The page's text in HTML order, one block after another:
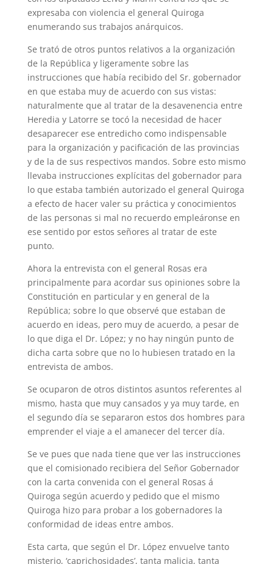
expresaba con violencia el general Quiroga
enumerando sus trabajos anárquicos.
Se trató de otros puntos relativos a la organización
de la República y ligeramente sobre las
instrucciones que había recibido del Sr. gobernador
en que estaba muy de acuerdo con sus vistas:
naturalmente que al tratar de la desavenencia entre
Heredia y Latorre se tocó la necesidad de hacer
desaparecer ese entredicho como indispensable
para la organización y pacificación de las provincias
y de la de sus respectivos mandos. Sobre esto mismo
llevaba instrucciones explícitas del gobernador para
lo que estaba también autorizado el general Quiroga
a efecto de hacer valer su práctica y conocimientos
de las personas si mal no recuerdo empleáronse en
ese sentido por estos señores al tratar de este
punto.
Ahora la entrevista con el general Rosas era
principalmente para acordar sus opiniones sobre la
Constitución en particular y en general de la
República; sobre lo que observé que estaban de
acuerdo en ideas, pero muy de acuerdo, a pesar de
lo que diga el Dr. López; y no hay ningún punto de
dicha carta sobre que no lo hubiesen tratado en la
entrevista de ambos.
Se ocuparon de otros distintos asuntos referentes al
mismo, hasta que muy cansados y ya muy tarde, en
el segundo día se separaron estos dos hombres para
emprender el viaje a el amanecer del tercer día.
Se ve pues que nada tiene que ver las instrucciones
que el comisionado recibiera del Señor Gobernador
con la carta convenida con el general Rosas á
Quiroga según acuerdo y pedido que el mismo
Quiroga hizo para probar a los gobernadores la
conformidad de ideas entre ambos.
Esta carta, que según el Dr. López envuelve tanto
misterio, ‘caprichosidades’, tanta malicia, tanta